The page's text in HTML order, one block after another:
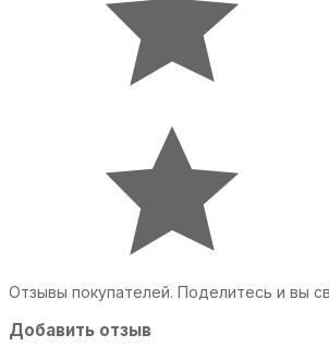
Отзывы покупателей. Поделитесь и вы
Добавить отзыв